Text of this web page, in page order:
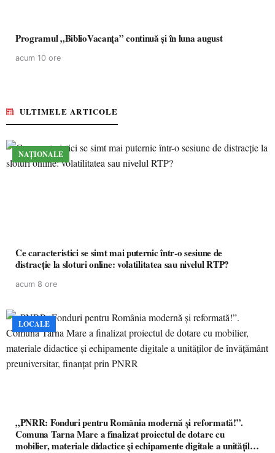
Programul „BiblioVacanța” continuă și în luna august
acum 10 ore
ULTIMELE ARTICOLE
NAȚIONALE
Ce caracteristici se simt mai puternic într-o sesiune de
distracție la sloturi online: volatilitatea sau nivelul RTP?
acum 8 ore
LOCALE
„PNRR: Fonduri pentru România modernă și reformată!”.
Comuna Tarna Mare a finalizat proiectul de dotare cu
mobilier, materiale didactice și echipamente digitale a unităților